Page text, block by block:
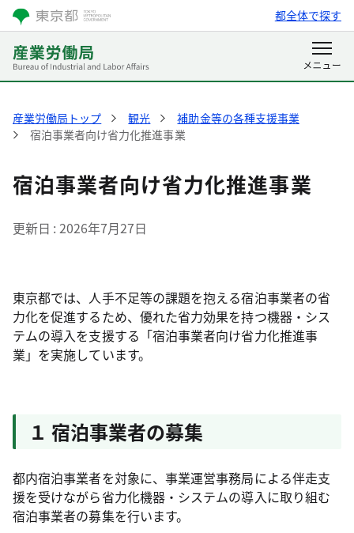
都全体で探す
産業労働局トップ 観光
補助金等の各種支援事業
宿泊事業者向け省力化推進事業
宿泊事業者向け省力化推進事業
更新日 2026年7月27日
東京都では、人手不足等の課題を抱える宿泊事業者の省
力化を促進するため、優れた省力効果を持つ機器・シス
テムの導入を支援する「宿泊事業者向け省力化推進事
業」を実施しています。
１ 宿泊事業者の募集
都内宿泊事業者を対象に、事業運営事務局による伴走支
援を受けながら省力化機器・システムの導入に取り組む
宿泊事業者の募集を行います。